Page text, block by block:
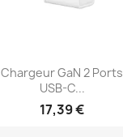
Aperçu rapide
Chargeur GaN 2 Ports
USB-C...
17,39 €